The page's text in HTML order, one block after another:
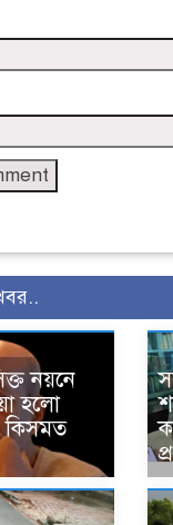
নয়নে
হলো
কিসমত